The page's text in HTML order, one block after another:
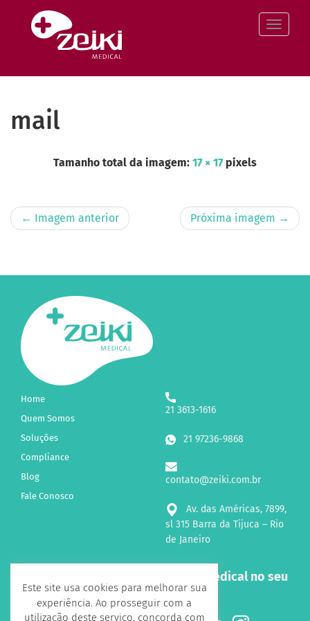
conteúdo
mail
Tamanho total da imagem: 17× 17pixels
← Imagem anterior Próxima imagem →
Home
Quem Somos
Soluções
Compliance
Blog
Fale Conosco
21 3613-1616
21 97236-9868
contato@zeiki.com.br
Av. das Américas, 7899,
sl 315 Barra da Tijuca – Rio
de Janeiro
Receba novidades sobre a Zeiki Medical no seu
e-mail!
Este site usa cookies para melhorar sua
experiência. Ao prosseguir com a
utilização deste serviço, concorda com